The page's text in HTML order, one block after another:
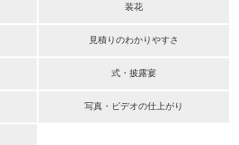
装花
見積りのわかりやすさ
式・披露宴
写真・ビデオの仕上がり